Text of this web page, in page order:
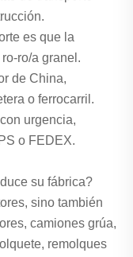
es que la
ro/a granel.
de China,
o ferrocarril.
urgencia,
o FEDEX.
su fábrica?
sino también
camiones grúa,
remolques